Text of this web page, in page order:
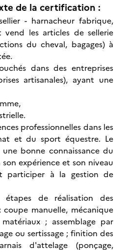
de la certification :
- harnacheur fabrique,
vend les articles de sellerie
du cheval, bagages) à
dans des entreprises
artisanales), ayant une
professionnelles dans les
et du sport équestre. Le
bonne connaissance du
expérience et son niveau
participer à la gestion de
de réalisation des
manuelle, mécanique
; assemblage par
ou sertissage ; finition des
d'attelage (ponçage,